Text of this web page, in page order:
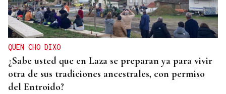
QUEN CHO DIXO
¿Sabe usted que en Laza se preparan ya para vivir
otra de sus tradiciones ancestrales, con permiso
del Entroido?